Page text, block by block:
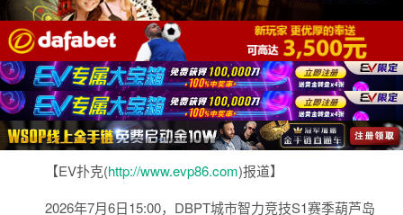
【EV扑克(http://www.evp86.com)报道】
2026年7月6日15:00，DBPT城市智力竞技S1赛季葫芦岛